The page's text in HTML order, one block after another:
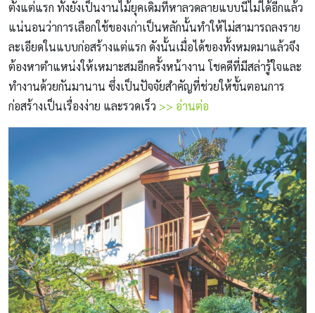
ตั้งแต่แรก ทั้งยังเป็นงานไม้ยุคเดิมที่หาลวดลายแบบนี้ไม่ได้อีกแล้ว
แน่นอนว่าการเลือกใช้ของเก่าเป็นหลักนั้นทำให้ไม่สามารถลงราย
ละเอียดในแบบก่อสร้างแต่แรก ดังนั้นเมื่อได้ของทั้งหมดมาแล้วจึง
ต้องหาตำแหน่งให้เหมาะสมอีกครั้งหน้างาน โชคดีที่มีสล่ารู้ใจและ
ทำงานด้วยกันมานาน ซึ่งเป็นปัจจัยสำคัญที่ช่วยให้ขั้นตอนการ
ก่อสร้างเป็นเรื่องง่าย และรวดเร็ว >> อ่านต่อ